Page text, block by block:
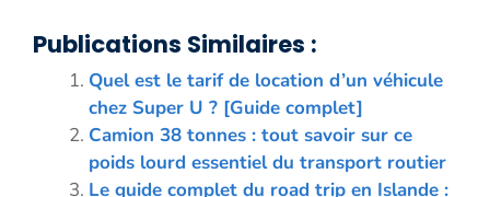
Publications Similaires :
Quel est le tarif de location d’un véhicule
chez Super U ? [Guide complet]
Camion 38 tonnes : tout savoir sur ce
poids lourd essentiel du transport routier
Le guide complet du road trip en Islande :